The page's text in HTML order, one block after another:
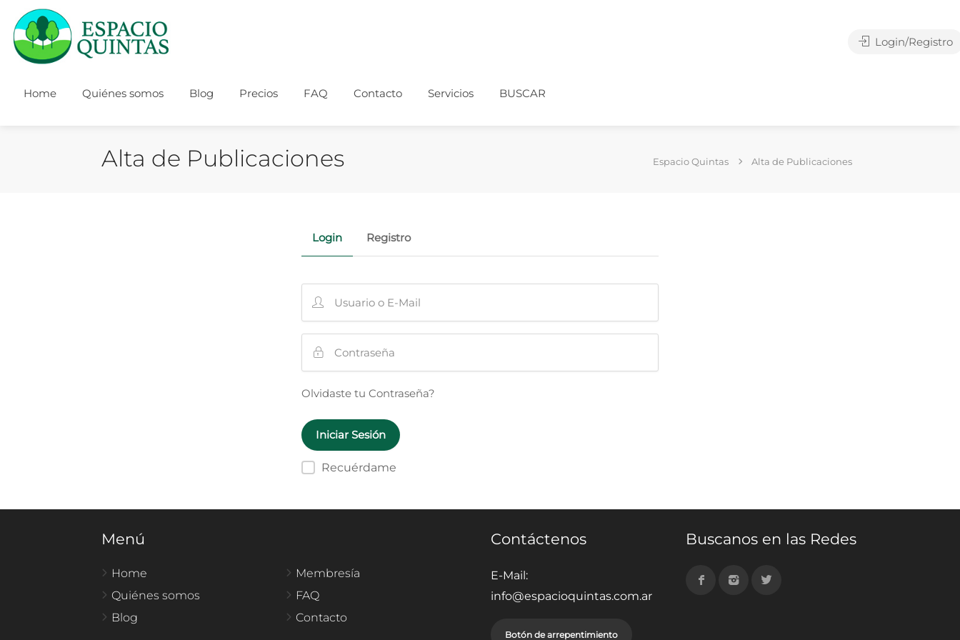
Home Quiénes somos Blog Precios FAQ Contacto Servicios BUSCAR
Login/Registro
Alta de Publicaciones Espacio Quintas Alta de Publicaciones
Login Registro
Olvidaste tu Contraseña?
Recuérdame
Menú
Home
Quiénes somos
Blog
Membresía
FAQ
Contacto
Contáctenos
E-Mail:
info@espacioquintas.com.ar
Botón de arrepentimiento
Buscanos en las Redes